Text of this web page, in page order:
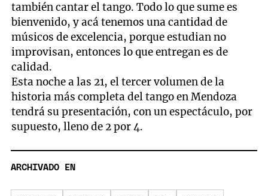
también cantar el tango. Todo lo que sume es
bienvenido, y acá tenemos una cantidad de
músicos de excelencia, porque estudian no
improvisan, entonces lo que entregan es de
calidad.
Esta noche a las 21, el tercer volumen de la
historia más completa del tango en Mendoza
tendrá su presentación, con un espectáculo, por
supuesto, lleno de 2 por 4.
ARCHIVADO EN